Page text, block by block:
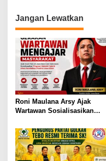
Jangan Lewatkan
Roni Maulana Arsy Ajak
Wartawan Sosialisasikan
Disdik Jabar